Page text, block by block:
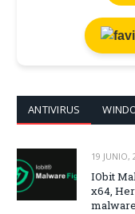
ANTIVIRUS
19 JUNIO,
IObit
x64,